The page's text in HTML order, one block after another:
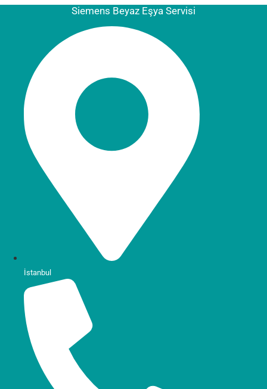
Siemens Beyaz Eşya Servisi
İstanbul